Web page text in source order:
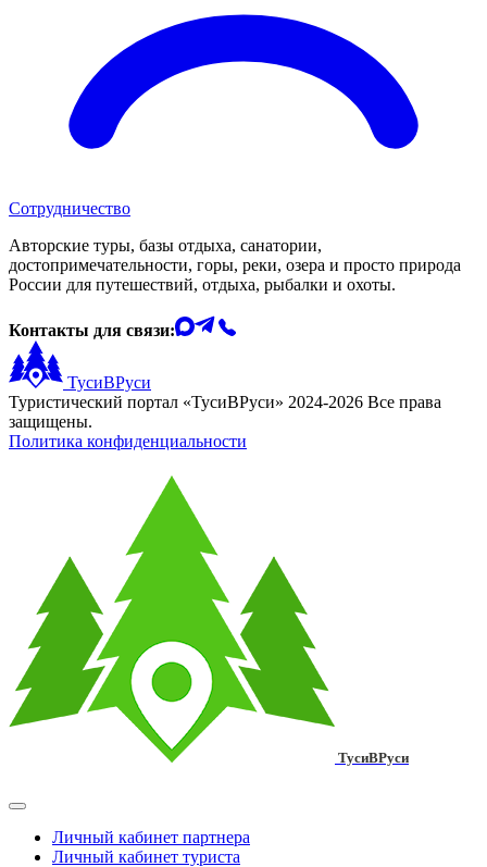
Сотрудничество
Авторские туры, базы отдыха, санатории,
достопримечательности, горы, реки, озера и просто природа
России для путешествий, отдыха, рыбалки и охоты.
Контакты для связи:
ТусиВРуси
Туристический портал «ТусиВРуси» 2024-2026 Все права
защищены.
Политика конфиденциальности
ТусиВРуси
Личный кабинет партнера
Личный кабинет туриста